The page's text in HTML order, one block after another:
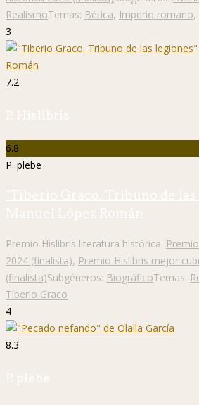
RealismoTemas: Bética, Imperio romano,
3
7.2
P. Hislibris
6.8
P. plebe
"Tiberio Graco. Tribuno de las
Manuel López Román
Premio Hislibris literatura histórica:
2024 (finalista), Premio Hislibris mejor
(finalista)Subgéneros: BiográficoTemas:
Tiberio Graco
4
8.3
P. plebe